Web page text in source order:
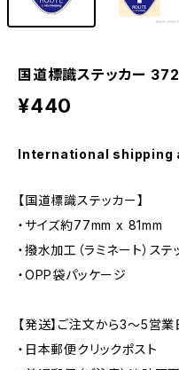
国道標識ステッカー
¥440
International shipping
【国道標識ステッカー】
・サイズ約77mm x 81mm
・撥水加工（ラミネート）ステ
・OPP袋パッケージ
【発送】ご注文から3〜5営業
・日本郵便クリックポスト